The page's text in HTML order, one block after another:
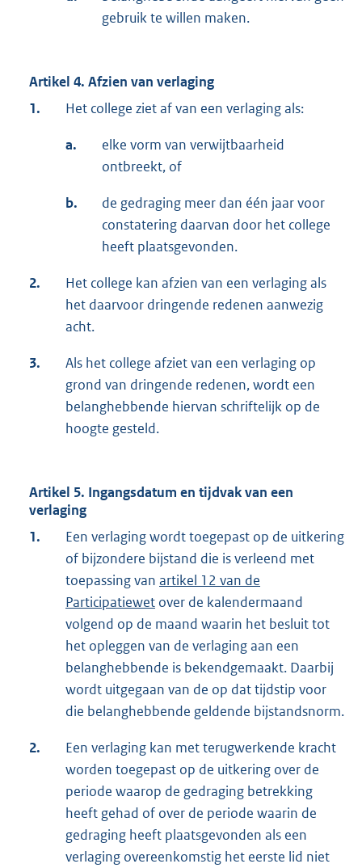
gebruik te willen maken.
Artikel 4. Afzien van verlaging
1.
Het college ziet af van een verlaging als:
a.
elke vorm van verwijtbaarheid
ontbreekt, of
b.
de gedraging meer dan één jaar voor
constatering daarvan door het college
heeft plaatsgevonden.
2.
Het college kan afzien van een verlaging als
het daarvoor dringende redenen aanwezig
acht.
3.
Als het college afziet van een verlaging op
grond van dringende redenen, wordt een
belanghebbende hiervan schriftelijk op de
hoogte gesteld.
Artikel 5. Ingangsdatum en tijdvak van een
verlaging
1.
Een verlaging wordt toegepast op de uitkering
of bijzondere bijstand die is verleend met
toepassing van artikel 12 van de
Participatiewet over de kalendermaand
volgend op de maand waarin het besluit tot
het opleggen van de verlaging aan een
belanghebbende is bekendgemaakt. Daarbij
wordt uitgegaan van de op dat tijdstip voor
die belanghebbende geldende bijstandsnorm.
2.
Een verlaging kan met terugwerkende kracht
worden toegepast op de uitkering over de
periode waarop de gedraging betrekking
heeft gehad of over de periode waarin de
gedraging heeft plaatsgevonden als een
verlaging overeenkomstig het eerste lid niet